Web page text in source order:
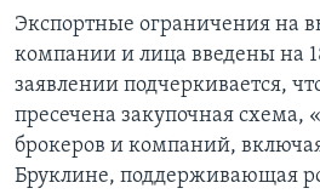
Экспортные ограничения на
компании и лица введены на
заявлении подчеркивается,
пресечена закупочная схема,
брокеров и компаний,
Бруклине, поддерживающая